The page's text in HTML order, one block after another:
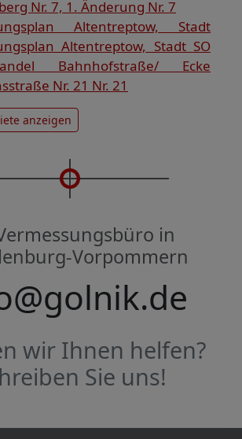
Nr. 7, 1. Änderung Nr. 7
Altentreptow, Stadt
Altentreptow, Stadt SO
Bahnhofstraße/ Ecke
Nr. 21 Nr. 21
anzeigen
in
Vorpommern
wir Ihnen helfen?
Sie uns!